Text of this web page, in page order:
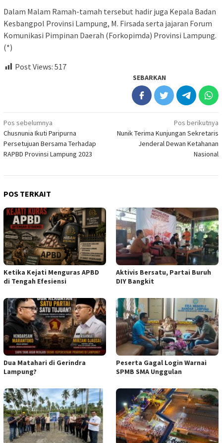
Dalam Malam Ramah-tamah tersebut hadir juga Kepala Badan
Kesbangpol Provinsi Lampung, M. Firsada serta jajaran Forum
Komunikasi Pimpinan Daerah (Forkopimda) Provinsi Lampung.
(*)
Post Views: 517
SEBARKAN
Navigasi
pos
Pos sebelumnya
Chusnunia Ikuti Paripurna
Persetujuan Bersama Terhadap
RAPBD Provinsi Lampung 2023
Pos berikutnya
Nunik Terima Kunjungan Sekretaris
Jenderal Dewan Ketahanan
Nasional
POS TERKAIT
Ketika Kejati Menguras APBD
di Tengah Efesiensi
Aktivis Bersatu, Partai Buruh
DIY Bangkit
Dua Matahari di Gerindra
Lampung?
Peserta Gagal Login Warnai
SPMB SMA Unggulan